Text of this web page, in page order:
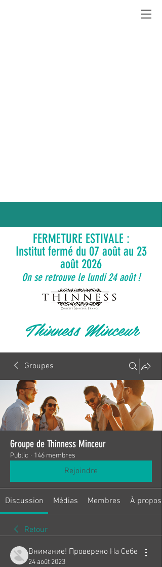
FERMETURE ESTIVALE :
Institut fermé du 07 août au 23
août 2026
On se retrouve le lundi 24 août !
Thinness Minceur
Groupes
Groupe de Thinness Minceur
Public · 146 membres
Rejoindre
Discussion Médias Membres À propos
Retour
Внимание! Проверено На Себе
24 août 2023